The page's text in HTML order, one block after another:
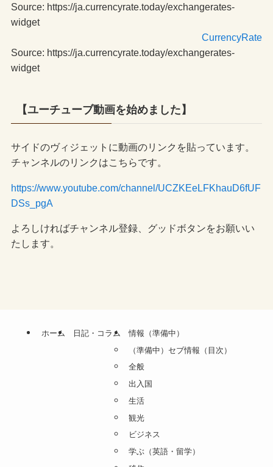
Source: https://ja.currencyrate.today/exchangerates-
widget
CurrencyRate
Source: https://ja.currencyrate.today/exchangerates-
widget
【ユーチューブ動画を始めました】
サイドのヴィジェットに動画のリンクを貼っています。
チャンネルのリンクはこちらです。
https://www.youtube.com/channel/UCZKEeLFKhauD6fUF
DSs_pgA
よろしければチャンネル登録、グッドボタンをお願いい
たします。
ホーム 日記・コラム
情報（準備中）
（準備中）セブ情報（目次）
全般
出入国
生活
観光
ビジネス
学ぶ（英語・留学）